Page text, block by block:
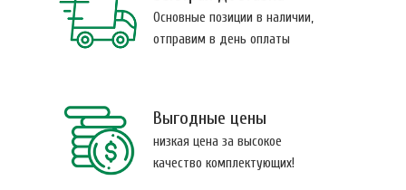
Основные позиции в наличии,
отправим в день оплаты
Выгодные цены
низкая цена за высокое
качество комплектующих!